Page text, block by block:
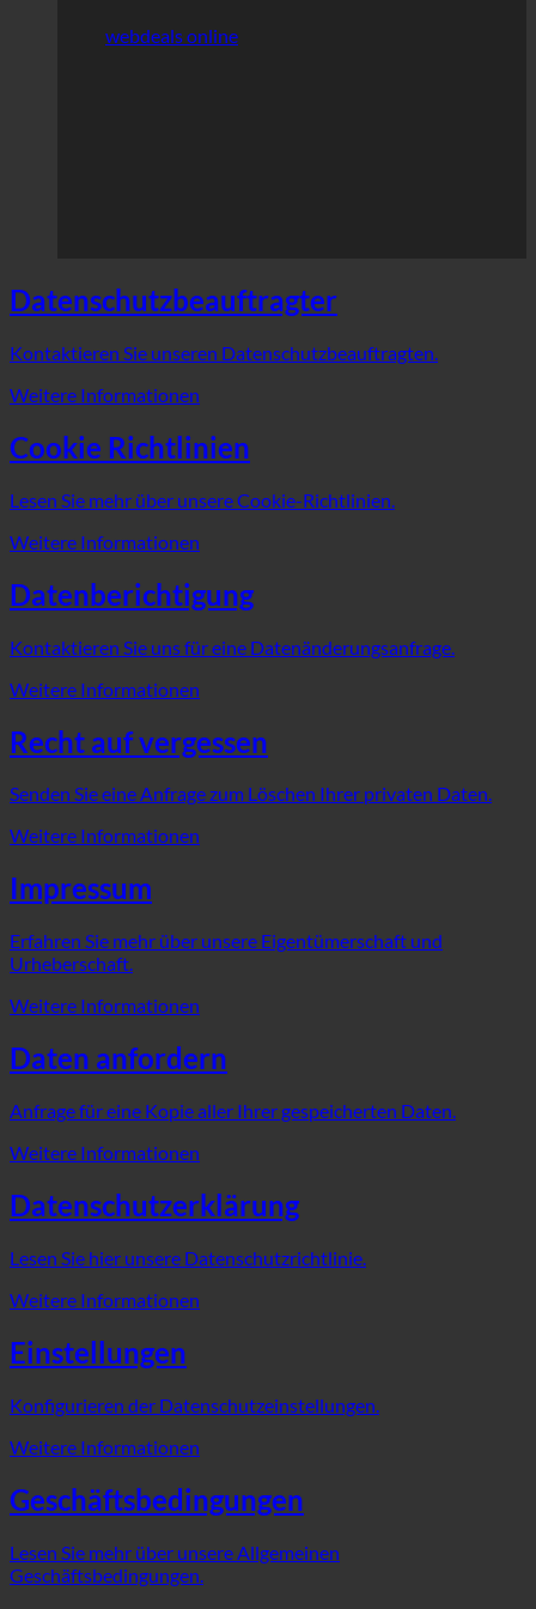
webdeals online
Datenschutzbeauftragter
Kontaktieren Sie unseren Datenschutzbeauftragten.
Weitere Informationen
Cookie Richtlinien
Lesen Sie mehr über unsere Cookie-Richtlinien.
Weitere Informationen
Datenberichtigung
Kontaktieren Sie uns für eine Datenänderungsanfrage.
Weitere Informationen
Recht auf vergessen
Senden Sie eine Anfrage zum Löschen Ihrer privaten Daten.
Weitere Informationen
Impressum
Erfahren Sie mehr über unsere Eigentümerschaft und
Urheberschaft.
Weitere Informationen
Daten anfordern
Anfrage für eine Kopie aller Ihrer gespeicherten Daten.
Weitere Informationen
Datenschutzerklärung
Lesen Sie hier unsere Datenschutzrichtlinie.
Weitere Informationen
Einstellungen
Konfigurieren der Datenschutzeinstellungen.
Weitere Informationen
Geschäftsbedingungen
Lesen Sie mehr über unsere Allgemeinen
Geschäftsbedingungen.